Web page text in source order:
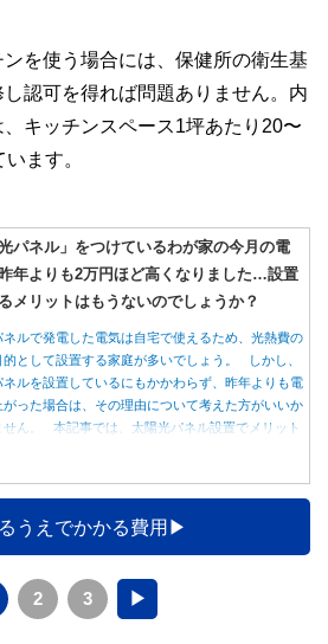
を使う場合には、保健所の衛生基
認可を得れば問題ありません。内
キッチンスペース1坪あたり20〜
ます。
光パネル」をつけているわが家の今月の電
年よりも2万円ほど高くなりました…設置
メリットはもうないのでしょうか？
ネルで発電した電気は自宅で使えるため、光熱費の
的として設置する家庭が多いでしょう。 しかし、
ネルを設置しているにもかかわらず、昨年よりも電
がった場合は、その理由について考えた方がいいか
せん。 本記事では、太陽光パネル設置でメリット
うえでかかる費用
2 3 ▶